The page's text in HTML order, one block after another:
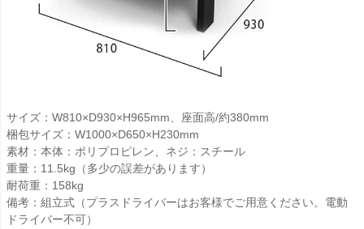
サイズ：W810×D930×H965mm、座面高/約380mm
梱包サイズ：W1000×D650×H230mm
素材：本体：ポリプロピレン、ネジ：スチール
重量：11.5kg（多少の誤差があります）
耐荷重：158kg
備考：組立式（プラスドライバーはお客様でご用意ください。電動
ドライバー不可）